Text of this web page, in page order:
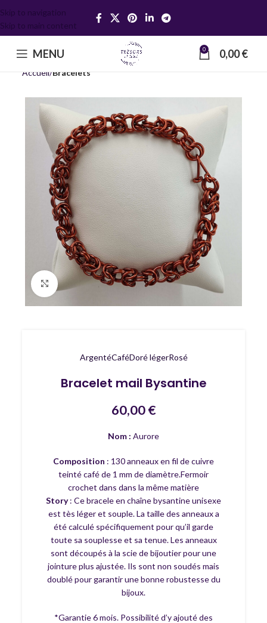
Skip to navigation
Skip to main content
MENU 0 0,00€
Accueil Bracelets
Agrandir
ArgentéCaféDoré légerRosé
Bracelet mail Bysantine
60,00€
Nom : Aurore
Composition : 130 anneaux en fil de cuivre
teinté café de 1 mm de diamètre.Fermoir
crochet dans dans la même matière
Story: Ce bracele en chaîne bysantine unisexe
est tès léger et souple. La taille des anneaux a
été calculé spécifiquement pour qu’il garde
toute sa souplesse et sa tenue. Les anneaux
sont découpés à la scie de bijoutier pour une
jointure plus ajustée. Ils sont non soudés mais
doublé pour garantir une bonne robustesse du
bijoux.
*Garantie 6 mois. Possibilité d’y ajouté des